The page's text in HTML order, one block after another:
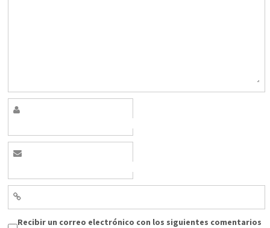
Recibir un correo electrónico con los siguientes comentarios